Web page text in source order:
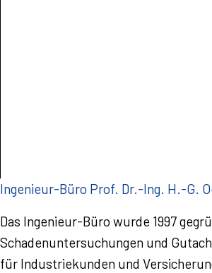
Ingenieur-Büro Prof. Dr.-Ing. H.-G.
Das Ingenieur-Büro wurde 1997
Schadenuntersuchungen und
für Industriekunden und